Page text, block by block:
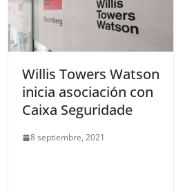
Willis Towers Watson
inicia asociación con
Caixa Seguridade
8 septiembre, 2021